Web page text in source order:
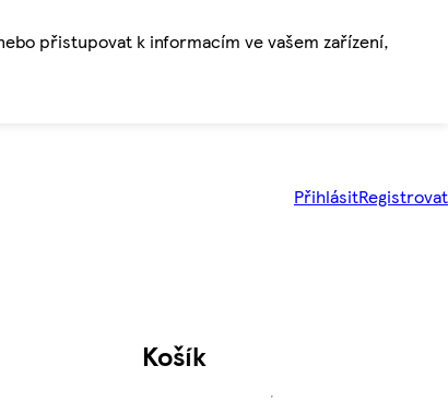
přistupovat k informacím ve vašem zařízení,
PřihlásitRegistrovat
Košík